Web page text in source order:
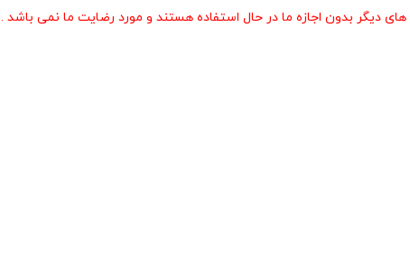
بدون اجازه ما در حال استفاده هستند و مورد رضایت ما نمی باشد .